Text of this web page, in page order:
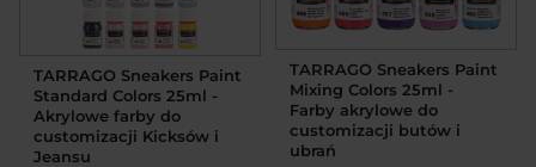
TARRAGO Sneakers Paint
Standard Colors 25ml -
Akrylowe farby do
customizacji Kicksów i
Jeansu
TARRAGO Sneakers Paint
Mixing Colors 25ml -
Farby akrylowe do
customizacji butów i
ubrań